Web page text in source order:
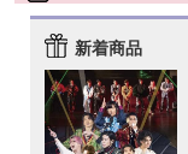
新着商品